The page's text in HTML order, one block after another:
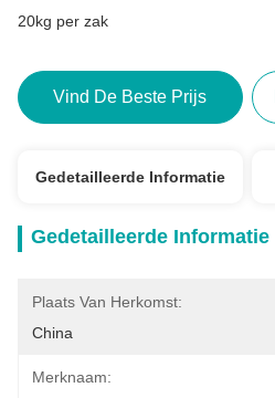
20kg per zak
Vind De Beste Prijs
Gedetailleerde Informatie
Gedetailleerde Informatie
Plaats Van Herkomst:
China
Merknaam: